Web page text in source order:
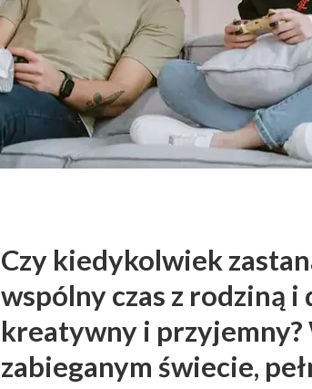
Czy kiedykolwiek
wspólny czas z rodziną i
kreatywny i przyjemny?
zabieganym świecie,